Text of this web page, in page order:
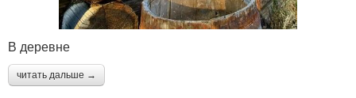
В деревне
читать дальше →